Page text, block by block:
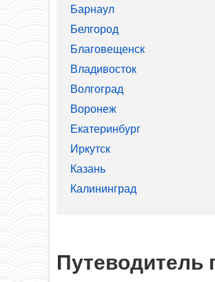
Барнаул
Белгород
Благовещенск
Владивосток
Волгоград
Воронеж
Екатеринбург
Иркутск
Казань
Калининград
Путеводитель